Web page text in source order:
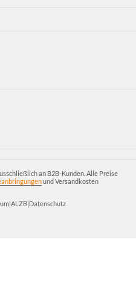
an B2B-Kunden. Alle Preise
und Versandkosten
|ALZB|Datenschutz